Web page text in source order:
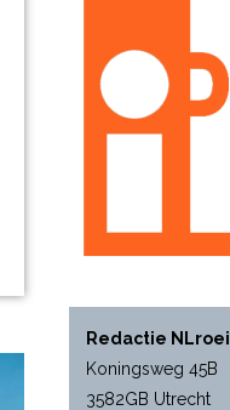
Redactie NLroei
Koningsweg 45B
3582GB Utrecht